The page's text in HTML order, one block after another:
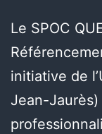
Le SPOC
initiative de
Jean-